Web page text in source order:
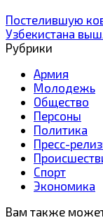
Постелившую
Узбекистана
Рубрики
Армия
Молодежь
Общество
Персоны
Политика
Пресс-
Спорт
Экономика
Вам также